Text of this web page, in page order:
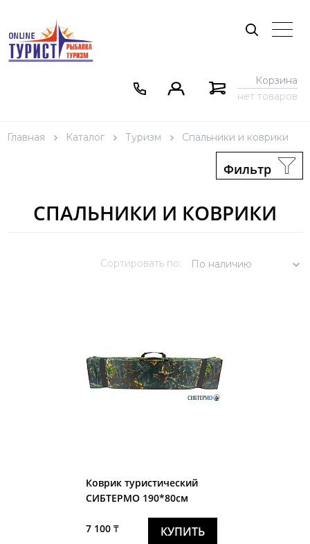
Корзина
нет товаров
Главная Каталог Туризм Спальники и коврики
Фильтр
СПАЛЬНИКИ И КОВРИКИ
Сортировать по: По наличию
Коврик туристический
СИБТЕРМО 190*80см
7 100 ₸ КУПИТЬ